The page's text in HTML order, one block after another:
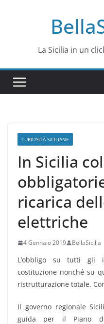
La Sicilia in un
CURIOSITÀ SICILIANE
In Sicilia
ricarica
elettriche
4 Gennaio 2019 BellaSicilia
L’obbligo su tutti gli
costituzione nonché su
ristrutturazione totale.
Il governo regionale
guida per il Piano